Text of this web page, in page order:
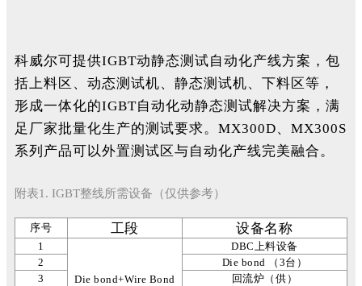
科威尔可提供IGBT动静态测试自动化产线方案，包
括上料区、动态测试机、静态测试机、下料区等，
形成一体化的IGBT自动化动静态测试解决方案，满
足厂家批量化生产的测试要求。MX300D、MX300S
系列产品可以外置测试区与自动化产线完美融合。
附表1. IGBT整线所需设备（仅供参考）
序号 工段 设备名称
1
Die bond+Wire Bond
DBC上料设备
2
Die bond （3台）
3
回流炉（供）